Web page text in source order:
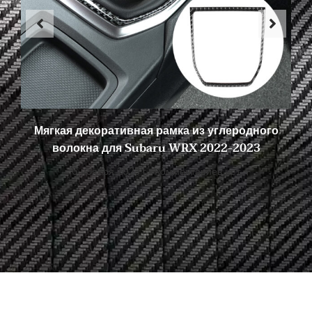
Мягкая декоративная рамка из углеродного
волокна для Subaru WRX 2022-2023
6 ноября 2023 г. Комментариев нет